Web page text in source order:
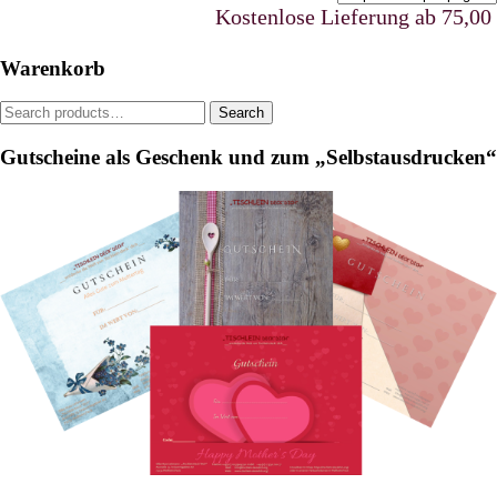
Kostenlose Lieferung ab 75,00
Warenkorb
Search
Search
Gutscheine als Geschenk und zum „Selbstausdrucken“